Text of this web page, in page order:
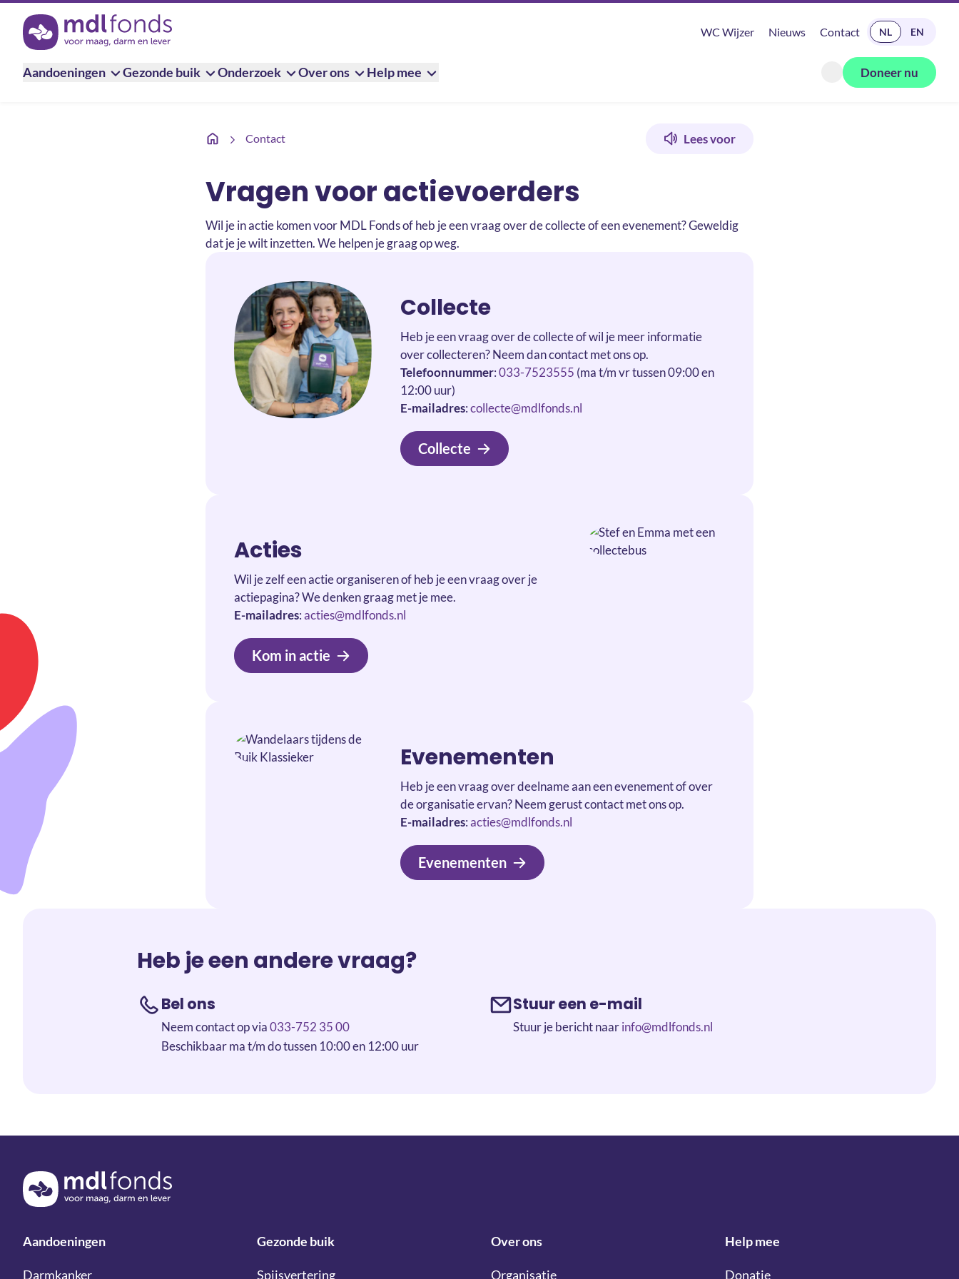
Terug naar de homepage
WC Wijzer Nieuws Contact READ IN ENGLISH
NL EN
Aandoeningen Gezonde buik Onderzoek Over ons Help mee
Zoeken openen
Doneer nu
Contact
Vragen voor actievoerders
Lees voor
Vragen voor actievoerders
Wil je in actie komen voor MDL Fonds of heb je een vraag over de collecte of een evenement? Geweldig
dat je je wilt inzetten. We helpen je graag op weg.
Collecte
Heb je een vraag over de collecte of wil je meer informatie
over collecteren? Neem dan contact met ons op.
Telefoonnummer:033-7523555 (ma t/m vr tussen 09:00 en
12:00 uur)
E-mailadres:collecte@mdlfonds.nl
Collecte
Acties
Wil je zelf een actie organiseren of heb je een vraag over je
actiepagina? We denken graag met je mee.
E-mailadres:acties@mdlfonds.nl
Kom in actie
Evenementen
Heb je een vraag over deelname aan een evenement of over
de organisatie ervan? Neem gerust contact met ons op.
E-mailadres:acties@mdlfonds.nl
Evenementen
Heb je een andere vraag?
Bel ons
Neem contact op via033-752 35 00
Beschikbaar ma t/m do tussen 10:00 en 12:00 uur
Stuur een e-mail
Stuur je bericht naarinfo@mdlfonds.nl
Terug naar de homepage
Aandoeningen
Darmkanker
Gezonde buik
Spijsvertering
Over ons
Organisatie
Help mee
Donatie